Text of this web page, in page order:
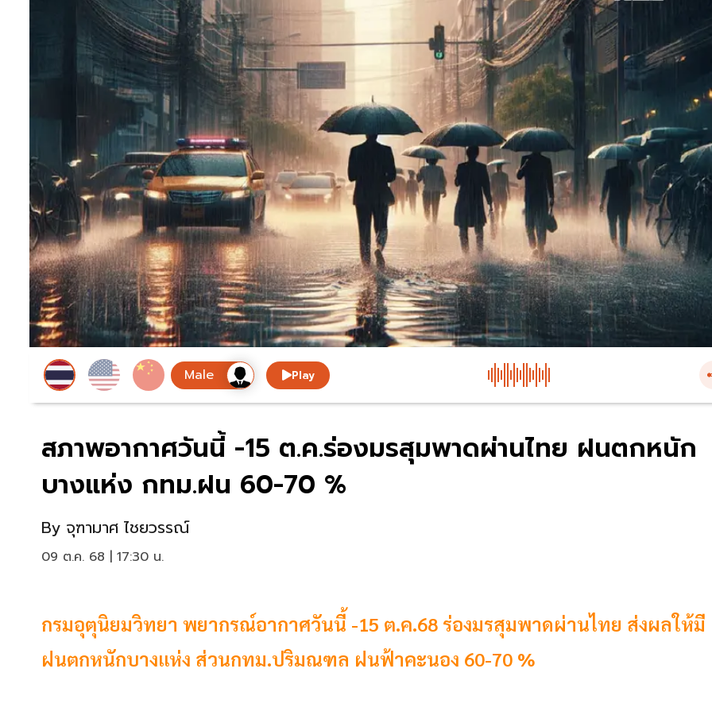
Play
สภาพอากาศวันนี้ -15 ต.ค.ร่องมรสุมพาดผ่านไทย ฝนตกหนัก
บางแห่ง กทม.ฝน 60-70 %
By จุฑามาศ ไชยวรรณ์
09 ต.ค. 68 | 17:30 น.
กรมอุตุนิยมวิทยา พยากรณ์อากาศวันนี้ -15 ต.ค.68 ร่องมรสุมพาดผ่านไทย ส่งผลให้มี
ฝนตกหนักบางแห่ง ส่วนกทม.ปริมณฑล ฝนฟ้าคะนอง 60-70 %